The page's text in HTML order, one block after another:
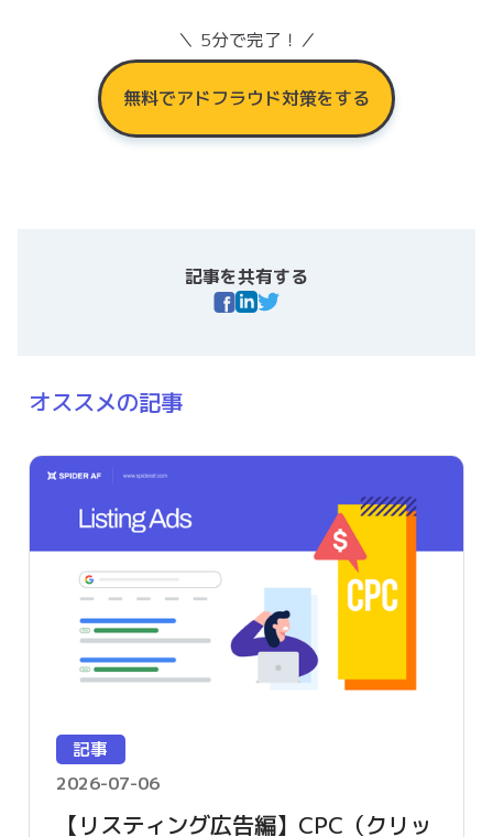
＼ 5分で完了！／
無料でアドフラウド対策をする
記事を共有する
オススメの記事
記事
2026-07-06
【リスティング広告編】CPC（クリッ